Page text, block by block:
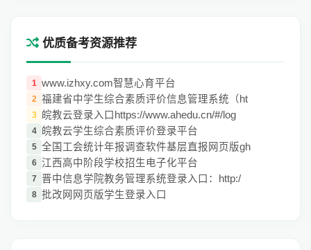
优质备考资源推荐
1 www.izhxy.com智慧心育平台
2 福建省中学生综合素质评价信息管理系统（ht
3 皖教云登录入口https://www.ahedu.cn/#/log
4 皖教云学生综合素质评价登录平台
5 全国工会统计年报调查软件基层直报网页版gh
6 江西高中阶段学校招生电子化平台
7 晋中信息学院教务管理系统登录入口：http:/
8 批改网网页版学生登录入口